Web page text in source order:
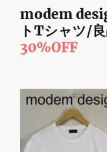
modem
トTシャツ/
30%OFF